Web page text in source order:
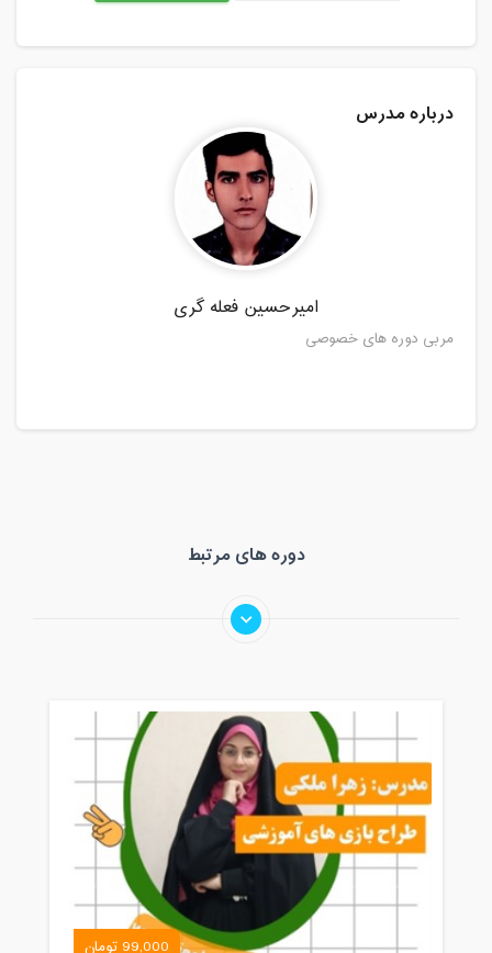
درباره مدرس
امیرحسین فعله گری
مربی دوره های خصوصی
دوره های مرتبط
99,000 تومان